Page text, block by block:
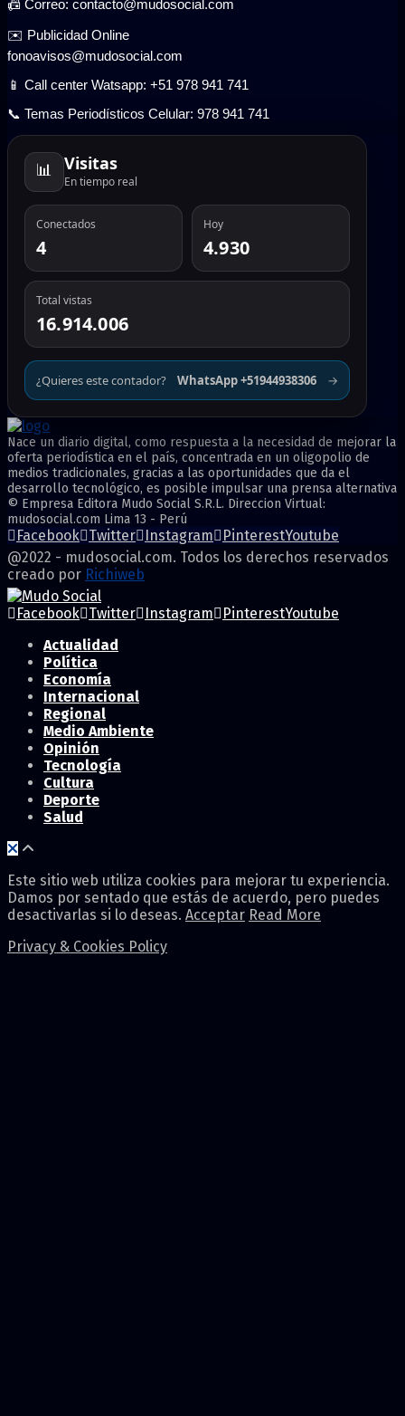
📠 Correo: contacto@mudosocial.com
✉️ Publicidad Online
fonoavisos@mudosocial.com
📱 Call center Watsapp: +51 978 941 741
📞 Temas Periodísticos Celular: 978 941 741
📊 Visitas
En tiempo real
Conectados
4
Hoy
4.930
Total vistas
16.914.006
¿Quieres este contador? WhatsApp +51944938306 →
Nace un diario digital, como respuesta a la necesidad de mejorar la
oferta periodística en el país, concentrada en un oligopolio de
medios tradicionales, gracias a las oportunidades que da el
desarrollo tecnológico, es posible impulsar una prensa alternativa
© Empresa Editora Mudo Social S.R.L. Direccion Virtual:
mudosocial.com Lima 13 - Perú
Facebook Twitter Instagram PinterestYoutube
@2022 - mudosocial.com. Todos los derechos reservados
creado por Richiweb
Facebook Twitter Instagram PinterestYoutube
Actualidad
Política
Economía
Internacional
Regional
Medio Ambiente
Opinión
Tecnología
Cultura
Deporte
Salud
Este sitio web utiliza cookies para mejorar tu experiencia.
Damos por sentado que estás de acuerdo, pero puedes
desactivarlas si lo deseas. Acceptar Read More
Privacy & Cookies Policy